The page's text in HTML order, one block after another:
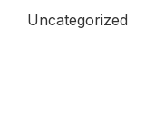
Uncategorized